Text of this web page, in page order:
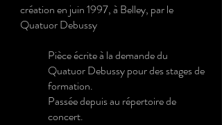
création en juin 1997, à Belley, par le
Quatuor Debussy
Pièce écrite à la demande du
Quatuor Debussy pour des stages de
formation.
Passée depuis au répertoire de
concert.